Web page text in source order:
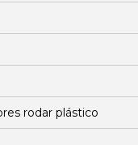
rodar plástico